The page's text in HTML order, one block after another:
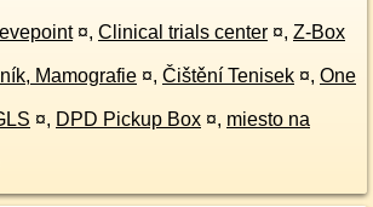
¤, Clinical trials center ¤, Z-Box
Mamografie ¤, Čištění Tenisek ¤, One
¤, DPD Pickup Box ¤, miesto na